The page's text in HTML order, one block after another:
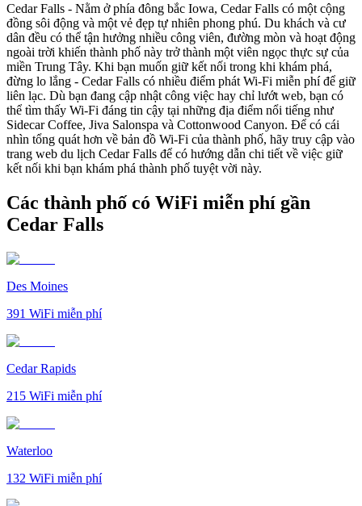
Cedar Falls - Nằm ở phía đông bắc Iowa, Cedar Falls có một cộng
đồng sôi động và một vẻ đẹp tự nhiên phong phú. Du khách và cư
dân đều có thể tận hưởng nhiều công viên, đường mòn và hoạt động
ngoài trời khiến thành phố này trở thành một viên ngọc thực sự của
miền Trung Tây. Khi bạn muốn giữ kết nối trong khi khám phá,
đừng lo lắng - Cedar Falls có nhiều điểm phát Wi-Fi miễn phí để giữ
liên lạc. Dù bạn đang cập nhật công việc hay chỉ lướt web, bạn có
thể tìm thấy Wi-Fi đáng tin cậy tại những địa điểm nổi tiếng như
Sidecar Coffee, Jiva Salonspa và Cottonwood Canyon. Để có cái
nhìn tổng quát hơn về bản đồ Wi-Fi của thành phố, hãy truy cập vào
trang web du lịch Cedar Falls để có hướng dẫn chi tiết về việc giữ
kết nối khi bạn khám phá thành phố tuyệt vời này.
Các thành phố có WiFi miễn phí gần
Cedar Falls
Des Moines
391 WiFi miễn phí
Cedar Rapids
215 WiFi miễn phí
Waterloo
132 WiFi miễn phí